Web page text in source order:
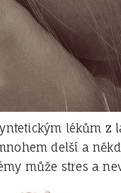
lékům z
delší a
může stres a